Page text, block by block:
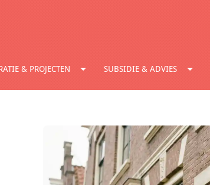
& PROJECTEN SUBSIDIE & ADVIES